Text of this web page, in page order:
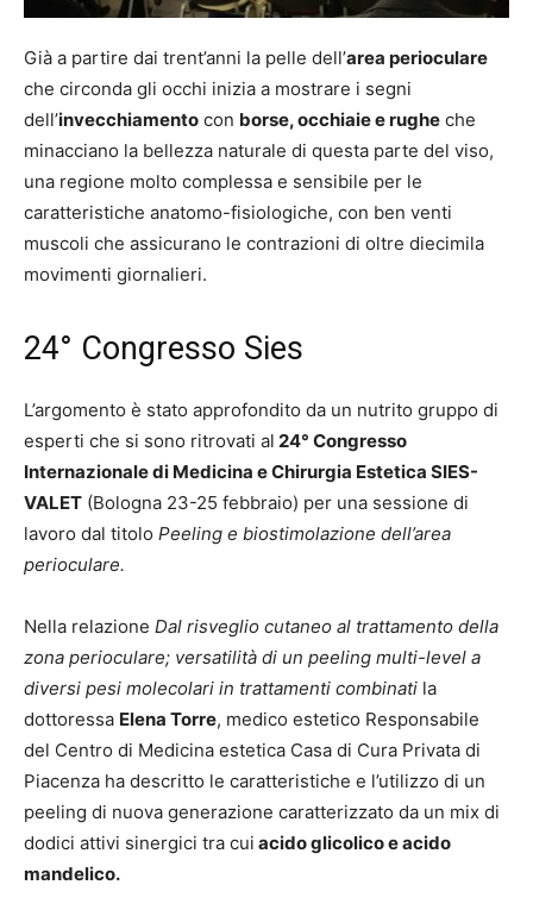
Già a partire dai trent’anni la pelle dell’area perioculare
che circonda gli occhi inizia a mostrare i segni
dell’invecchiamento con borse, occhiaie e rughe che
minacciano la bellezza naturale di questa parte del viso,
una regione molto complessa e sensibile per le
caratteristiche anatomo-fisiologiche, con ben venti
muscoli che assicurano le contrazioni di oltre diecimila
movimenti giornalieri.
24° Congresso Sies
L’argomento è stato approfondito da un nutrito gruppo di
esperti che si sono ritrovati al 24° Congresso
Internazionale di Medicina e Chirurgia Estetica SIES-
VALET (Bologna 23-25 febbraio) per una sessione di
lavoro dal titolo Peeling e biostimolazione dell’area
perioculare.
Nella relazione Dal risveglio cutaneo al trattamento della
zona perioculare; versatilità di un peeling multi-level a
diversi pesi molecolari in trattamenti combinati la
dottoressa Elena Torre, medico estetico Responsabile
del Centro di Medicina estetica Casa di Cura Privata di
Piacenza ha descritto le caratteristiche e l’utilizzo di un
peeling di nuova generazione caratterizzato da un mix di
dodici attivi sinergici tra cui acido glicolico e acido
mandelico.